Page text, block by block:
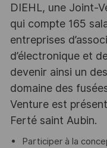
DIEHL, une Joint-
qui compte 165
entreprises
d’électronique et
devenir ainsi un
domaine des
Venture est
Ferté saint Aubin.
Participer à la